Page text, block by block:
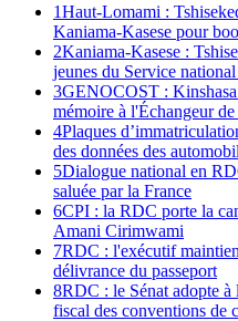
1Haut-Lomami :
Kaniama-Kasese pour
2Kaniama-Kasese :
jeunes du Service
3GENOCOST : Kinshasa
mémoire à l'Échangeur
4Plaques
des données des
5Dialogue national en
saluée par la France
6CPI : la RDC porte la
Amani Cirimwami
7RDC : l'exécutif
délivrance du passeport
8RDC : le Sénat adopte
fiscal des conventions de